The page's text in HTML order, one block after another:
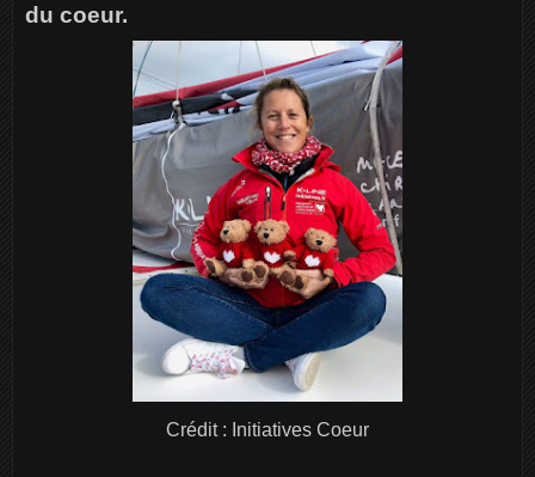
du coeur.
Crédit : Initiatives Coeur